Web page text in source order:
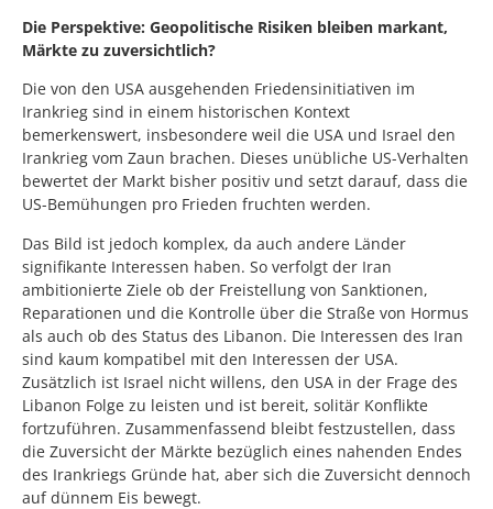
Die Perspektive: Geopolitische Risiken bleiben markant,
Märkte zu zuversichtlich?
Die von den USA ausgehenden Friedensinitiativen im
Irankrieg sind in einem historischen Kontext
bemerkenswert, insbesondere weil die USA und Israel den
Irankrieg vom Zaun brachen. Dieses unübliche US-Verhalten
bewertet der Markt bisher positiv und setzt darauf, dass die
US-Bemühungen pro Frieden fruchten werden.
Das Bild ist jedoch komplex, da auch andere Länder
signifikante Interessen haben. So verfolgt der Iran
ambitionierte Ziele ob der Freistellung von Sanktionen,
Reparationen und die Kontrolle über die Straße von Hormus
als auch ob des Status des Libanon. Die Interessen des Iran
sind kaum kompatibel mit den Interessen der USA.
Zusätzlich ist Israel nicht willens, den USA in der Frage des
Libanon Folge zu leisten und ist bereit, solitär Konflikte
fortzuführen. Zusammenfassend bleibt festzustellen, dass
die Zuversicht der Märkte bezüglich eines nahenden Endes
des Irankriegs Gründe hat, aber sich die Zuversicht dennoch
auf dünnem Eis bewegt.